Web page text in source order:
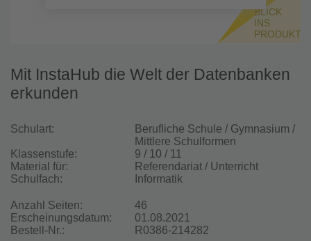
BLICK
INS
PRODUKT
Mit InstaHub die Welt der Datenbanken
erkunden
Schulart:
Berufliche Schule / Gymnasium /
Mittlere Schulformen
Klassenstufe:
9 / 10 / 11
Material für:
Referendariat / Unterricht
Schulfach:
Informatik
Anzahl Seiten:
46
Erscheinungsdatum:
01.08.2021
Bestell-Nr.:
R0386-214282